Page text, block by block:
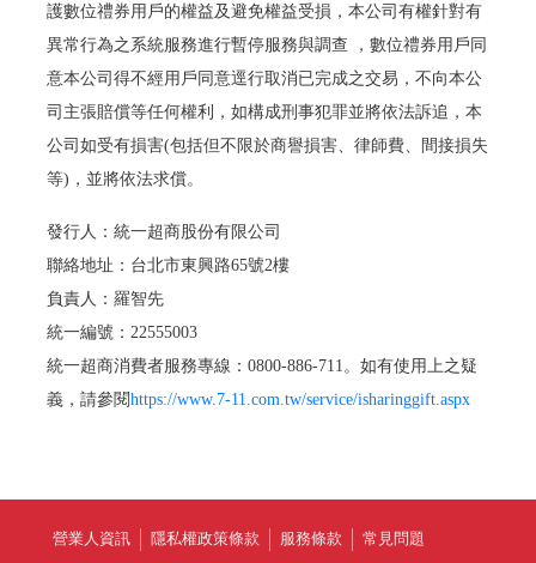
護數位禮券用戶的權益及避免權益受損，本公司有權針對有
異常行為之系統服務進行暫停服務與調查 ，數位禮券用戶同
意本公司得不經用戶同意逕行取消已完成之交易，不向本公
司主張賠償等任何權利，如構成刑事犯罪並將依法訴追，本
公司如受有損害(包括但不限於商譽損害、律師費、間接損失
等)，並將依法求償。
發行人：統一超商股份有限公司
聯絡地址：台北市東興路65號2樓
負責人：羅智先
統一編號：22555003
統一超商消費者服務專線：0800-886-711。如有使用上之疑
義，請參閱https://www.7-11.com.tw/service/isharinggift.aspx
營業人資訊 隱私權政策條款 服務條款 常見問題